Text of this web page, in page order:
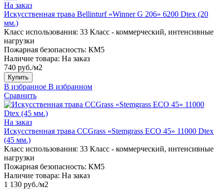
На заказ
Искусственная трава Bellinturf «Winner G 206» 6200 Dtex (20
мм.)
Класс использования: 33 Класс - коммерческий, интенсивные
нагрузки
Пожарная безопасность: КМ5
Наличие товара: На заказ
740 руб./м2
Купить
В избранное В избранном
Сравнить
На заказ
Искусственная трава CCGrass «Stemgrass ECO 45» 11000 Dtex
(45 мм.)
Класс использования: 33 Класс - коммерческий, интенсивные
нагрузки
Пожарная безопасность: КМ5
Наличие товара: На заказ
1 130 руб./м2